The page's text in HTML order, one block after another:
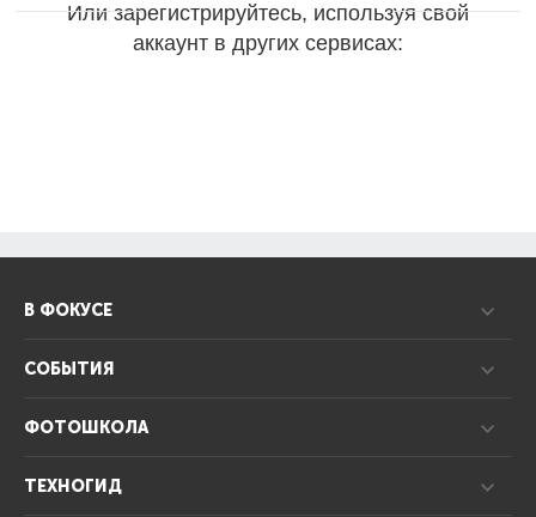
Или зарегистрируйтесь, используя свой
аккаунт в других сервисах:
В ФОКУСЕ
СОБЫТИЯ
ФОТОШКОЛА
ТЕХНОГИД